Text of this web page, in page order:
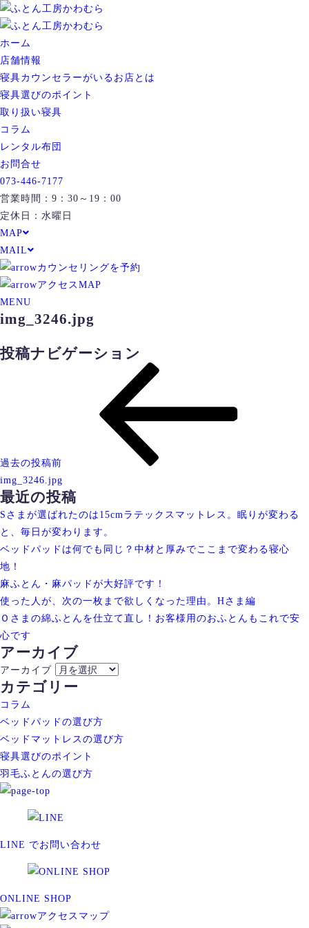
ホーム
店舗情報
寝具カウンセラーがいるお店とは
寝具選びのポイント
取り扱い寝具
コラム
レンタル布団
お問合せ
073-446-7177
営業時間：9：30～19：00
定休日：水曜日
MAP
MAIL
カウンセリングを予約
アクセスMAP
MENU
img_3246.jpg
投稿ナビゲーション
過去の投稿前
img_3246.jpg
最近の投稿
Sさまが選ばれたのは15cmラテックスマットレス。眠りが変わる
と、毎日が変わります。
ベッドパッドは何でも同じ？中材と厚みでここまで変わる寝心
地！
麻ふとん・麻パッドが大好評です！
使った人が、次の一枚まで欲しくなった理由。Hさま編
Ｏさまの綿ふとんを仕立て直し！お客様用のおふとんもこれで安
心です
アーカイブ
アーカイブ
カテゴリー
コラム
ベッドパッドの選び方
ベッドマットレスの選び方
寝具選びのポイント
羽毛ふとんの選び方
LINE でお問い合わせ
ONLINE SHOP
アクセスマップ